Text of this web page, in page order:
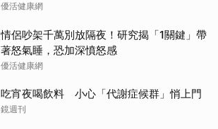
優活健康網
情侶吵架千萬別放隔夜！研究揭「1關鍵」帶
著怒氣睡，恐加深憤怒感
優活健康網
吃宵夜喝飲料 小心「代謝症候群」悄上門
鏡週刊